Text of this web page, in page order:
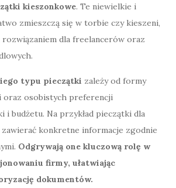
kieszonkowe. Te niewielkie i
zmieszczą się w torbie czy kieszeni,
rozwiązaniem dla freelancerów oraz
typu pieczątki zależy od formy
oraz osobistych preferencji
i budżetu. Na przykład pieczątki dla
zawierać konkretne informacje zgodnie
Odgrywają one kluczową rolę w
firmy, ułatwiając
dokumentów.